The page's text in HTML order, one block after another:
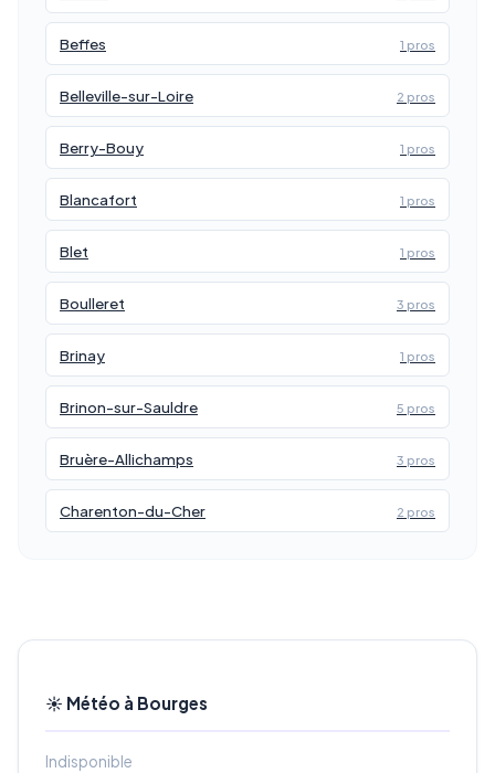
Beffes 1 pros
Belleville-sur-Loire 2 pros
Berry-Bouy 1 pros
Blancafort 1 pros
Blet 1 pros
Boulleret 3 pros
Brinay 1 pros
Brinon-sur-Sauldre 5 pros
Bruère-Allichamps 3 pros
Charenton-du-Cher 2 pros
☀️ Météo à Bourges
Indisponible